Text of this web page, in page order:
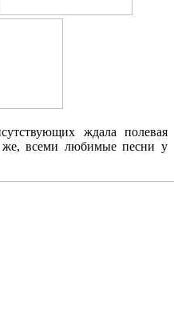
ждала полевая
же, всеми любимые песни у